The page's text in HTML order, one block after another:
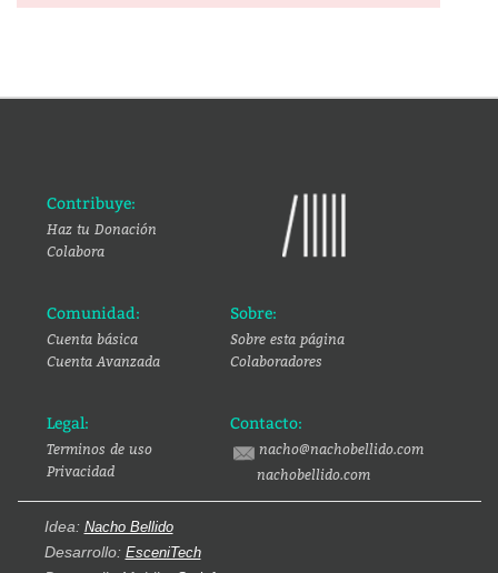
Contribuye:
Haz tu Donación
Colabora
Comunidad:
Cuenta básica
Cuenta Avanzada
Sobre:
Sobre esta página
Colaboradores
Legal:
Terminos de uso
Privacidad
Contacto:
nacho@nachobellido.com
nachobellido.com
Idea: Nacho Bellido
Desarrollo: EsceniTech